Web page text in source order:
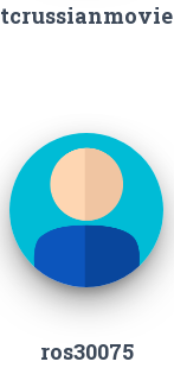
tcrussianmovie
ros30075